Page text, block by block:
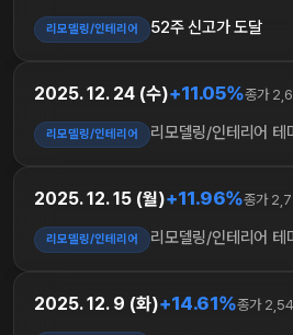
리모델링/인테리어 52주 신고가 도달
2025. 12. 24 (수)+11.05%종가
리모델링/인테리어 리모델링/인테리어 테
2025. 12. 15 (월)+11.96%종가
리모델링/인테리어 리모델링/인테리어 테
2025. 12. 9 (화)+14.61%종가